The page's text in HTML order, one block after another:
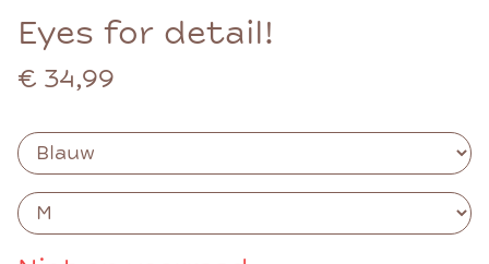
Eyes for detail!
€ 34,99